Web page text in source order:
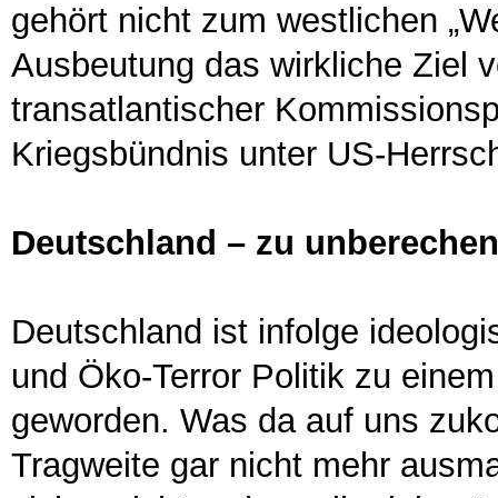
gehört nicht zum westlichen
Ausbeutung das wirkliche Ziel
transatlantischer
Kriegsbündnis unter US-
Deutschland – zu
Deutschland ist infolge
und Öko-Terror Politik zu
geworden. Was da auf uns
Tragweite gar nicht mehr